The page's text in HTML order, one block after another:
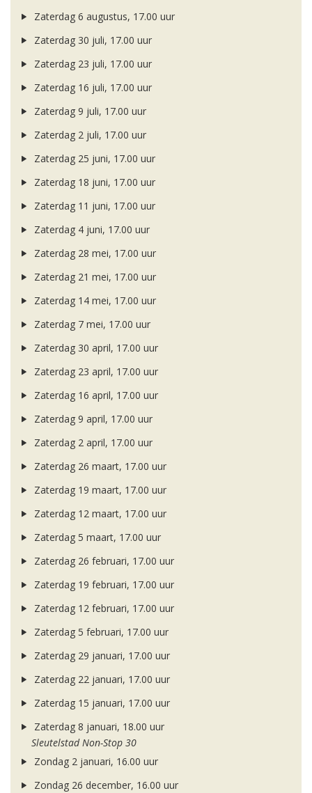
Zaterdag 6 augustus, 17.00 uur
Zaterdag 30 juli, 17.00 uur
Zaterdag 23 juli, 17.00 uur
Zaterdag 16 juli, 17.00 uur
Zaterdag 9 juli, 17.00 uur
Zaterdag 2 juli, 17.00 uur
Zaterdag 25 juni, 17.00 uur
Zaterdag 18 juni, 17.00 uur
Zaterdag 11 juni, 17.00 uur
Zaterdag 4 juni, 17.00 uur
Zaterdag 28 mei, 17.00 uur
Zaterdag 21 mei, 17.00 uur
Zaterdag 14 mei, 17.00 uur
Zaterdag 7 mei, 17.00 uur
Zaterdag 30 april, 17.00 uur
Zaterdag 23 april, 17.00 uur
Zaterdag 16 april, 17.00 uur
Zaterdag 9 april, 17.00 uur
Zaterdag 2 april, 17.00 uur
Zaterdag 26 maart, 17.00 uur
Zaterdag 19 maart, 17.00 uur
Zaterdag 12 maart, 17.00 uur
Zaterdag 5 maart, 17.00 uur
Zaterdag 26 februari, 17.00 uur
Zaterdag 19 februari, 17.00 uur
Zaterdag 12 februari, 17.00 uur
Zaterdag 5 februari, 17.00 uur
Zaterdag 29 januari, 17.00 uur
Zaterdag 22 januari, 17.00 uur
Zaterdag 15 januari, 17.00 uur
Zaterdag 8 januari, 18.00 uur
Sleutelstad Non-Stop 30
Zondag 2 januari, 16.00 uur
Zondag 26 december, 16.00 uur